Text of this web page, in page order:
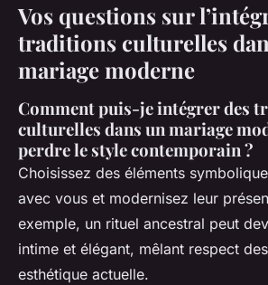
Vos questions sur
traditions culturelles
mariage moderne
Comment puis-je intégrer des
culturelles dans un mariage
perdre le style contemporain ?
Choisissez des éléments
avec vous et modernisez leur
exemple, un rituel ancestral peut
intime et élégant, mêlant respect
esthétique actuelle.